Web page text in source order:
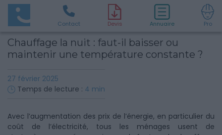
Contact Devis Annuaire Pro
Chauffage la nuit : faut-il baisser ou
maintenir une température constante ?
27 février 2025
Temps de lecture : 4 min
Avec l’augmentation des prix de l’énergie, en particulier du
coût de l’électricité, tous les ménages usent de